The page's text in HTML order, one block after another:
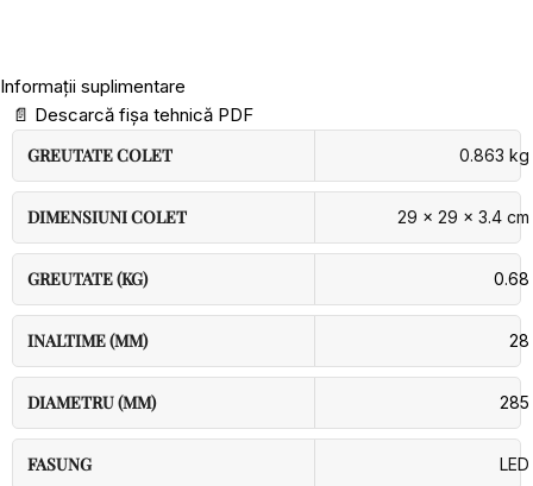
Informații suplimentare
📄 Descarcă fișa tehnică PDF
GREUTATE COLET
0.863 kg
DIMENSIUNI COLET 29 × 29 × 3.4 cm
GREUTATE (KG) 0.68
INALTIME (MM) 28
DIAMETRU (MM) 285
FASUNG LED